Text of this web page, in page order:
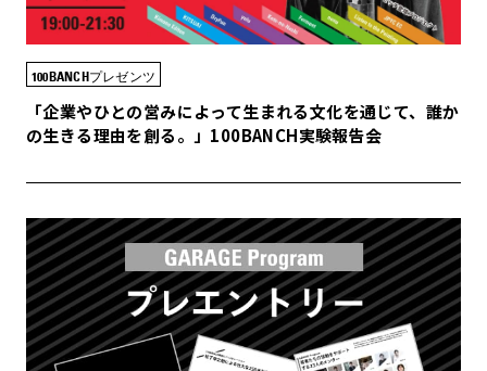
100BANCHプレゼンツ
「企業やひとの営みによって生まれる文化を通じて、誰か
の生きる理由を創る。」100BANCH実験報告会